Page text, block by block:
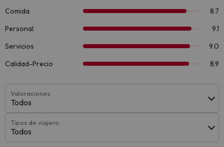
Valoraciones
Todos
Tipos de viajero
Todos